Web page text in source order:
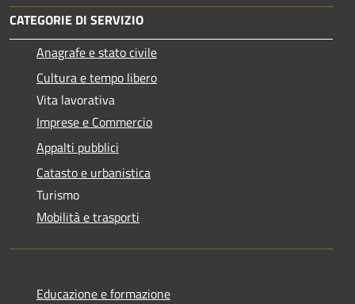
CATEGORIE DI SERVIZIO
Anagrafe e stato civile
Cultura e tempo libero
Vita lavorativa
Imprese e Commercio
Appalti pubblici
Catasto e urbanistica
Turismo
Mobilità e trasporti
Educazione e formazione